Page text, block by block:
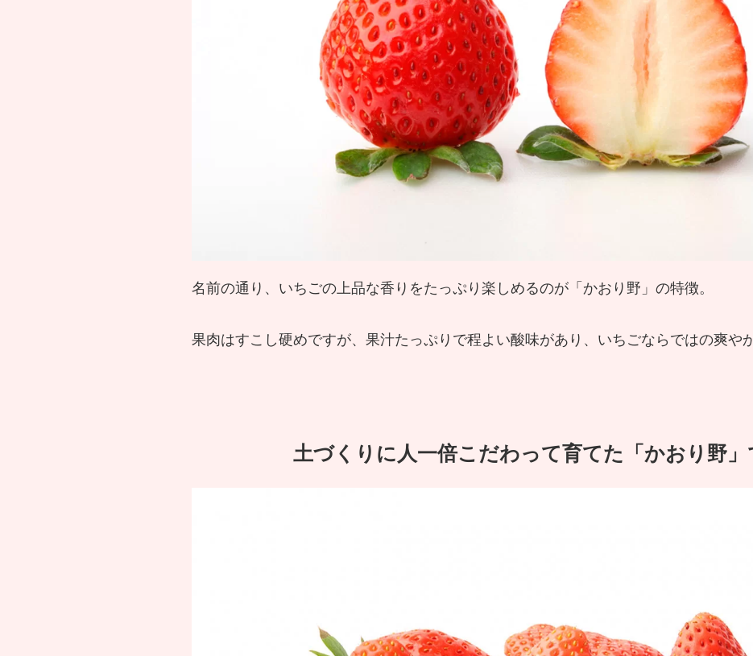
名前の通り、いちごの上品な香りをたっぷり楽しめるのが「かおり野」の特徴。
果肉はすこし硬めですが、果汁たっぷりで程よい酸味があり、いちごならではの爽や
土づくりに人一倍こだわって育てた「かおり野」